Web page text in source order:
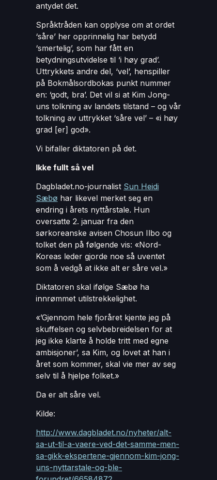
antydet det.
Språktråden kan opplyse om at ordet
‘såre’ her opprinnelig har betydd
‘smertelig’, som har fått en
betydningsutvidelse til ‘i høy grad’.
Uttrykkets andre del, ‘vel’, henspiller
på Bokmålsordbokas punkt nummer
en: ‘godt, bra’. Det vil si at Kim Jong-
uns tolkning av landets tilstand – og vår
tolkning av uttrykket ‘såre vel’ – «i høy
grad [er] god».
Vi bifaller diktatoren på det.
Ikke fullt så vel
Dagbladet.no-journalist Sun Heidi
Sæbø har likevel merket seg en
endring i årets nyttårstale. Hun
oversatte 2. januar fra den
sørkoreanske avisen Chosun Ilbo og
tolket den på følgende vis: «Nord-
Koreas leder gjorde noe så uventet
som å vedgå at ikke alt er såre vel.»
Diktatoren skal ifølge Sæbø ha
innrømmet utilstrekkelighet.
«’Gjennom hele fjoråret kjente jeg på
skuffelsen og selvbebreidelsen for at
jeg ikke klarte å holde tritt med egne
ambisjoner’, sa Kim, og lovet at han i
året som kommer, skal vie mer av seg
selv til å hjelpe folket.»
Da er alt såre vel.
Kilde:
http://www.dagbladet.no/nyheter/alt-
sa-ut-til-a-vaere-ved-det-samme-men-
sa-gikk-ekspertene-gjennom-kim-jong-
uns-nyttarstale-og-ble-